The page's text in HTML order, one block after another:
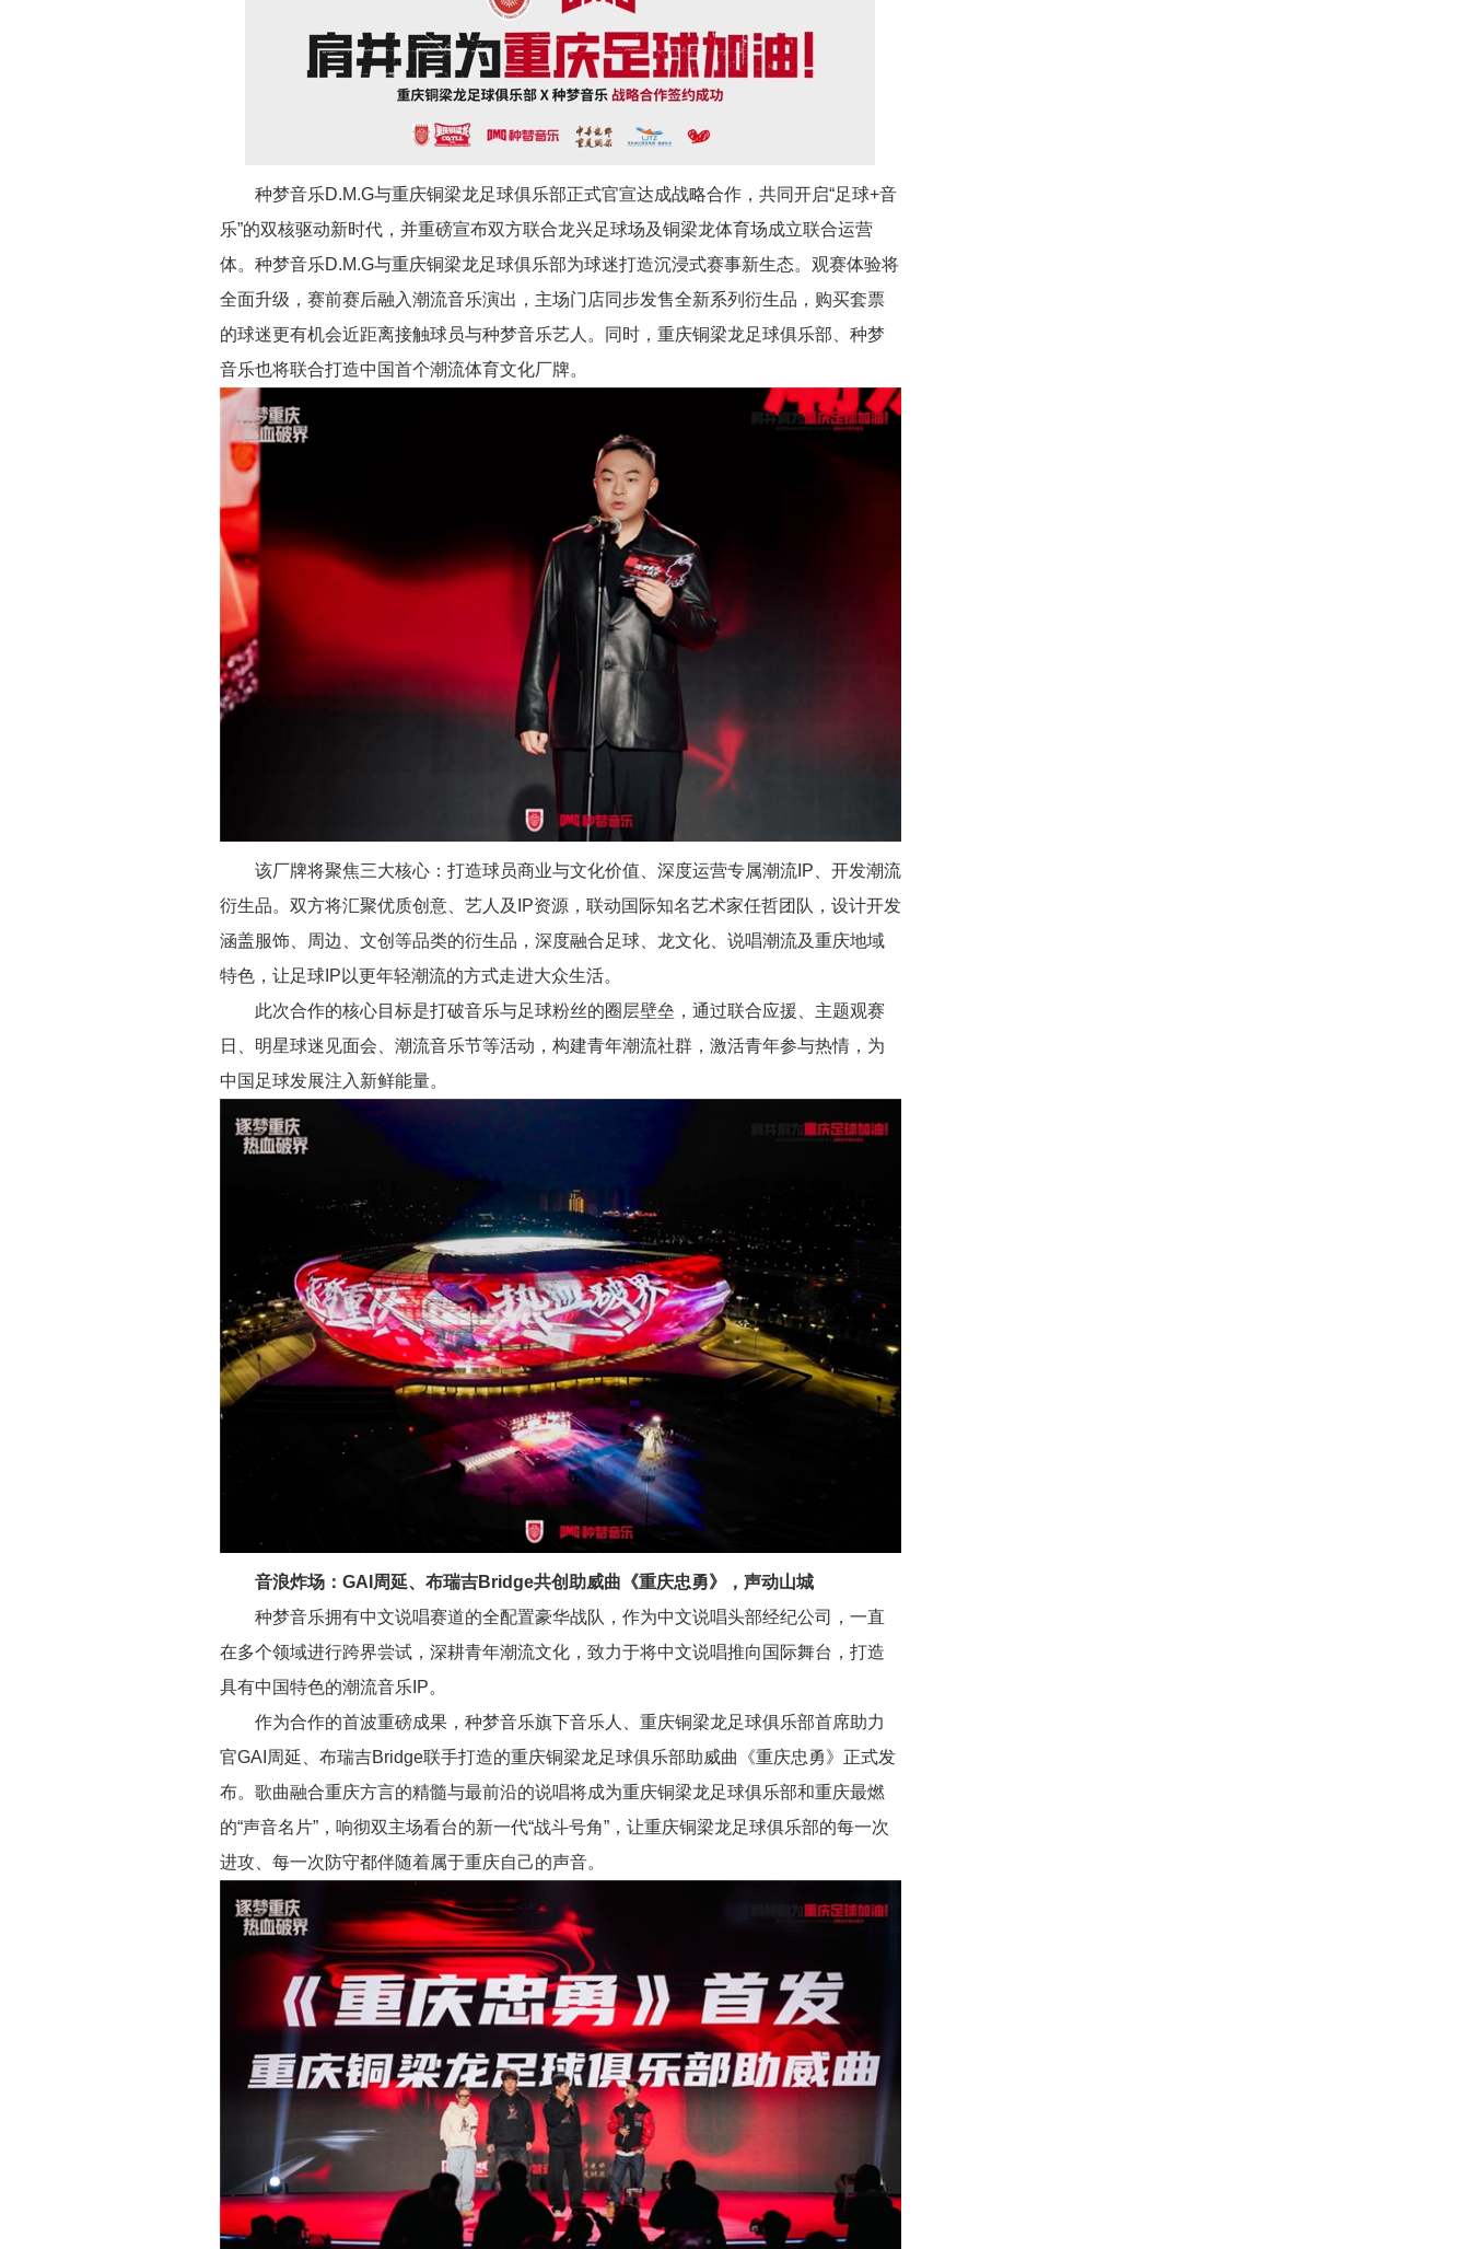
种梦音乐D.M.G与重庆铜梁龙足球俱乐部正式官宣达成战略合作，共同开启“足球+音
乐”的双核驱动新时代，并重磅宣布双方联合龙兴足球场及铜梁龙体育场成立联合运营
体。种梦音乐D.M.G与重庆铜梁龙足球俱乐部为球迷打造沉浸式赛事新生态。观赛体验将
全面升级，赛前赛后融入潮流音乐演出，主场门店同步发售全新系列衍生品，购买套票
的球迷更有机会近距离接触球员与种梦音乐艺人。同时，重庆铜梁龙足球俱乐部、种梦
音乐也将联合打造中国首个潮流体育文化厂牌。
该厂牌将聚焦三大核心：打造球员商业与文化价值、深度运营专属潮流IP、开发潮流
衍生品。双方将汇聚优质创意、艺人及IP资源，联动国际知名艺术家任哲团队，设计开发
涵盖服饰、周边、文创等品类的衍生品，深度融合足球、龙文化、说唱潮流及重庆地域
特色，让足球IP以更年轻潮流的方式走进大众生活。
此次合作的核心目标是打破音乐与足球粉丝的圈层壁垒，通过联合应援、主题观赛
日、明星球迷见面会、潮流音乐节等活动，构建青年潮流社群，激活青年参与热情，为
中国足球发展注入新鲜能量。
音浪炸场： GAI周延、布瑞吉Bridge共创助威曲《重庆忠勇》，声动山城
种梦音乐拥有中文说唱赛道的全配置豪华战队，作为中文说唱头部经纪公司，一直
在多个领域进行跨界尝试，深耕青年潮流文化，致力于将中文说唱推向国际舞台，打造
具有中国特色的潮流音乐IP。
作为合作的首波重磅成果，种梦音乐旗下音乐人、重庆铜梁龙足球俱乐部首席助力
官GAI周延、布瑞吉Bridge联手打造的重庆铜梁龙足球俱乐部助威曲《重庆忠勇》正式发
布。歌曲融合重庆方言的精髓与最前沿的说唱将成为重庆铜梁龙足球俱乐部和重庆最燃
的“声音名片”，响彻双主场看台的新一代“战斗号角”，让重庆铜梁龙足球俱乐部的每一次
进攻、每一次防守都伴随着属于重庆自己的声音。